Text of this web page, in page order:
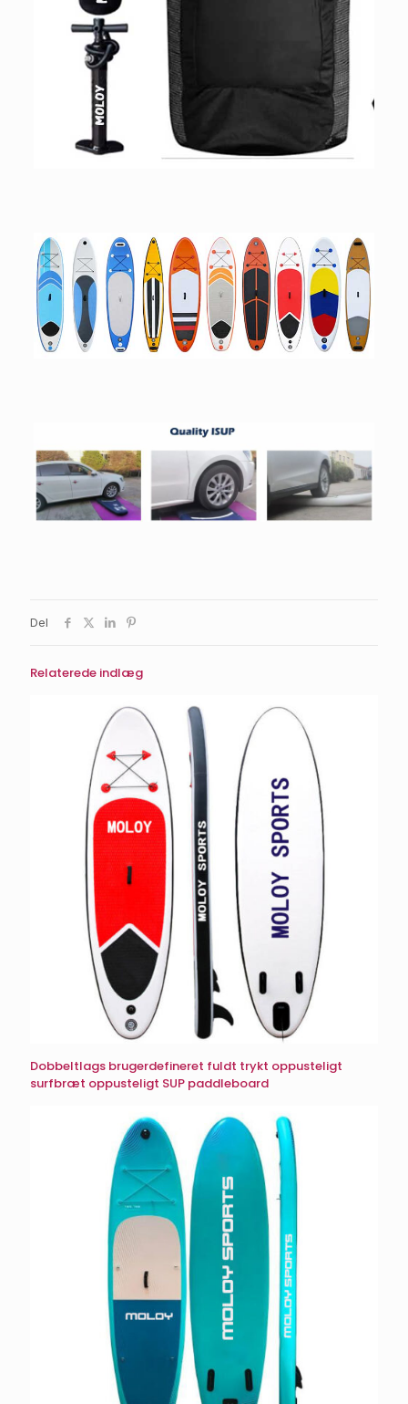
Del
Relaterede indlæg
Dobbeltlags brugerdefineret fuldt trykt oppusteligt
surfbræt oppusteligt SUP paddleboard